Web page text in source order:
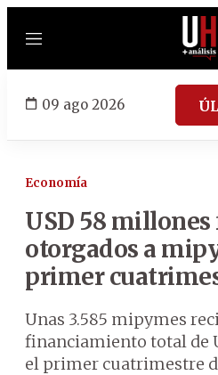
Menú
09 ago 2026
Economía
USD 58
otorgados a
primer
Unas 3.585 mipymes
financiamiento total de
el primer cuatrimestre